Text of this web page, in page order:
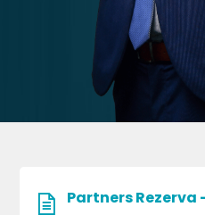
Partners Rezerva